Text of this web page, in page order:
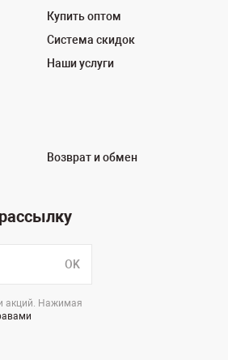
Купить оптом
Система скидок
Наши услуги
Возврат и обмен
OK
акций. Нажимая